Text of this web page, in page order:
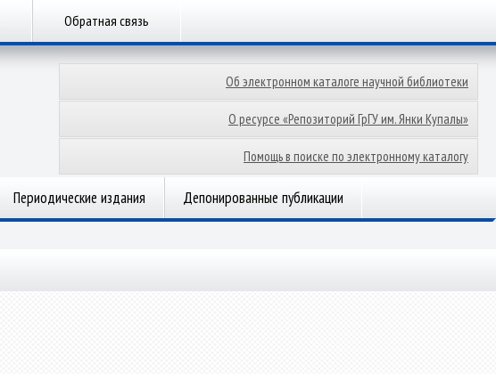
Обратная связь
Об электронном каталоге научной библиотеки
О ресурсе «Репозиторий ГрГУ им. Янки Купалы»
Помощь в поиске по электронному каталогу
Периодические издания Депонированные публикации